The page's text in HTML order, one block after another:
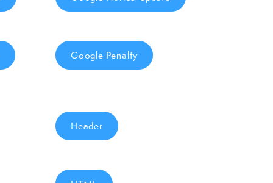
Google Penalty
Header